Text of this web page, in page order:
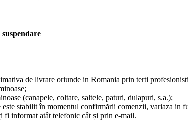
de livrare oriunde in Romania prin terti
(canapele, coltare, saltele, paturi, dulapuri, s.a.);
stabilit în momentul confirmării comenzii, variaza in
informat atât telefonic cât și prin e-mail.